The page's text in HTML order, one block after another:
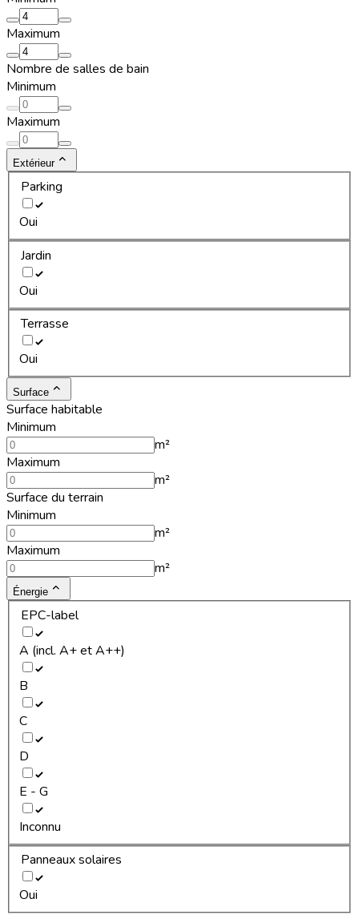
Maximum
Nombre de salles de bain
Minimum
Maximum
Extérieur
Parking
Oui
Jardin
Oui
Terrasse
Oui
Surface
Surface habitable
Minimum
m²
Maximum
m²
Surface du terrain
Minimum
m²
Maximum
m²
Énergie
EPC-label
A (incl. A+ et A++)
B
C
D
E - G
Inconnu
Panneaux solaires
Oui